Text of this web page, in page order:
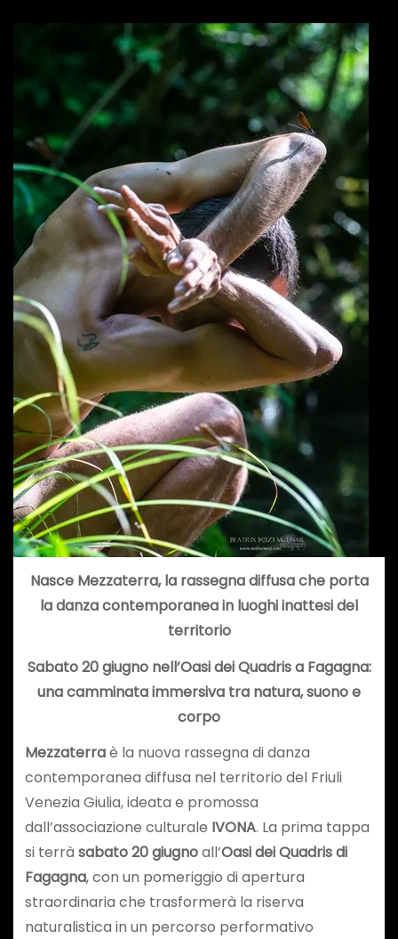
Nasce Mezzaterra, la rassegna diffusa che porta
la danza contemporanea in luoghi inattesi del
territorio
Sabato 20 giugno nell’Oasi dei Quadris a Fagagna:
una camminata immersiva tra natura, suono e
corpo
Mezzaterraè la nuova rassegna di danza
contemporanea diffusa nel territorio del Friuli
Venezia Giulia, ideata e promossa
dall’associazione culturale IVONA. La prima tappa
si terrà sabato 20 giugnoall’Oasi dei Quadris di
Fagagna, con un pomeriggio di apertura
straordinaria che trasformerà la riserva
naturalistica in un percorso performativo